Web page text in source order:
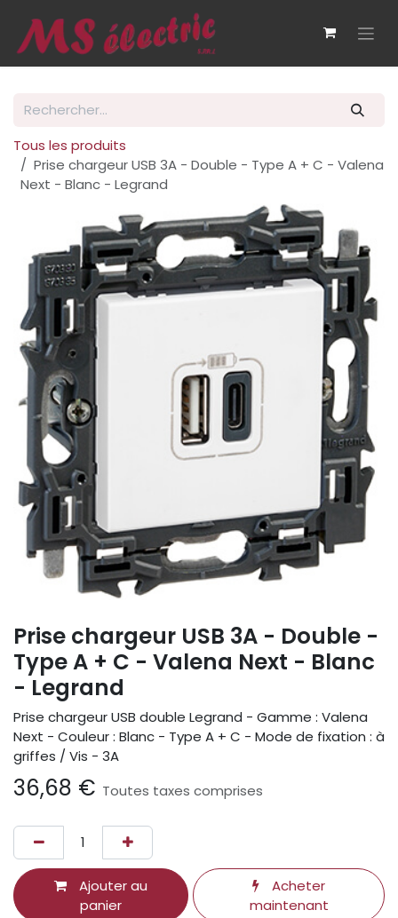
Tous les produits
Prise chargeur USB 3A - Double - Type A + C - Valena
Next - Blanc - Legrand
Prise chargeur USB 3A - Double -
Type A + C - Valena Next - Blanc
- Legrand
Prise chargeur USB double Legrand - Gamme : Valena
Next - Couleur : Blanc - Type A + C - Mode de fixation : à
griffes / Vis - 3A
36,68 € Toutes taxes comprises
Ajouter au
panier
Acheter
maintenant